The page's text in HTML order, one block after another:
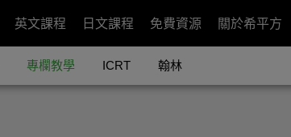
英文課程 日文課程 免費資源 關於希平方
專欄教學 ICRT 翰林